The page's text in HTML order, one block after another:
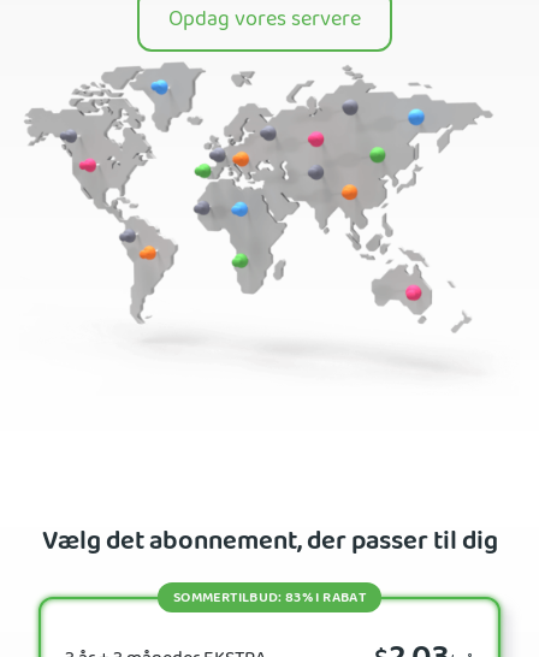
Opdag vores servere
Vælg det abonnement, der passer til dig
SOMMERTILBUD: 83% I RABAT